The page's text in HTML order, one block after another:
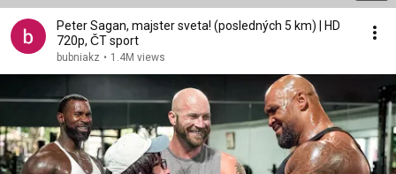
Peter Sagan, majster sveta! (posledných 5 km) | HD
720p, ČT sport
bubniakz • 1.4M views